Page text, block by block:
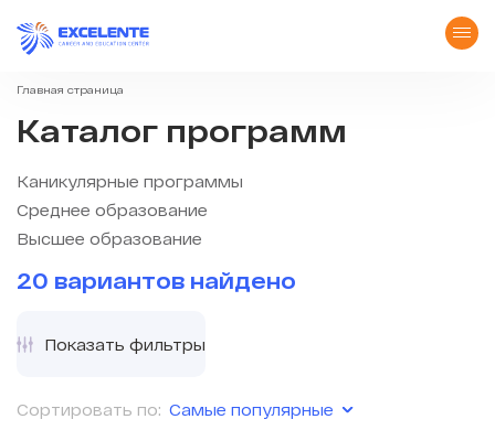
Главная страница
Каталог программ
Каникулярные программы
Среднее образование
Высшее образование
20 вариантов найдено
Сортировать по: Самые популярные
Показать фильтры